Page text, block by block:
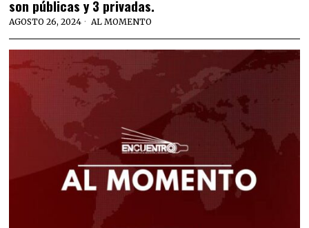
son públicas y 3 privadas.
AGOSTO 26, 2024 AL MOMENTO